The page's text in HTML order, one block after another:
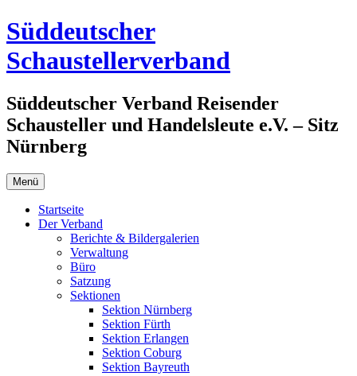
Zum
Inhalt
springen
Süddeutscher
Schaustellerverband
Süddeutscher Verband Reisender
Schausteller und Handelsleute e.V. – Sitz
Nürnberg
Menü
Startseite
Der Verband
Berichte & Bildergalerien
Verwaltung
Büro
Satzung
Sektionen
Sektion Nürnberg
Sektion Fürth
Sektion Erlangen
Sektion Coburg
Sektion Bayreuth